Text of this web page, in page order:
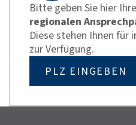
Bitte geben Sie hier Ihre
regionalen
Diese stehen Ihnen für
zur Verfügung.
PLZ EINGEBEN